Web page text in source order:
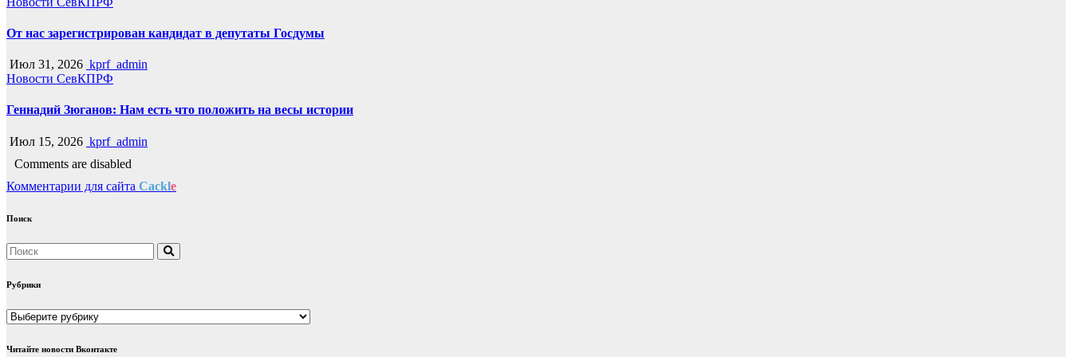
От нас зарегистрирован кандидат в депутаты Госдумы
Июл 31, 2026 kprf_admin
Новости СевКПРФ
Геннадий Зюганов: Нам есть что положить на весы истории
Июл 15, 2026 kprf_admin
Comments are disabled
Комментарии для сайта Cackle
Поиск
Рубрики
Рубрики
Читайте новости Вконтакте